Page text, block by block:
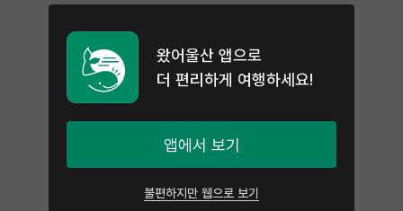
왔어울산 앱으로
더 편리하게 여행하세요!
앱에서 보기
불편하지만 웹으로 보기